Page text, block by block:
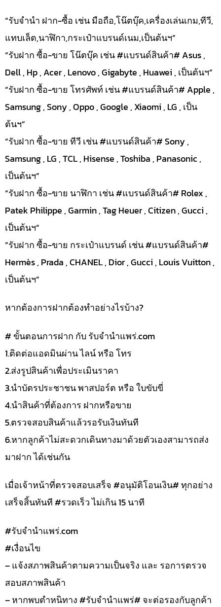
“รับจำนำ ฝาก-ซื้อ เช่น มือถือ,โน๊ตบุ๊ค,เครื่องเล่นเกม,ทีวี,
แทบเล็ต,นาฬิกา,กระเป๋าแบรนด์เนม,เป็นต้นฯ”
“รับฝาก ซื้อ-ขาย โน๊ตบุ๊ค เช่น #แบรนด์สินค้า# Asus ,
Dell , Hp , Acer , Lenovo , Gigabyte , Huawei , เป็นต้นฯ”
“รับฝาก ซื้อ-ขาย โทรศัพท์ เช่น #แบรนด์สินค้า# Apple ,
Samsung , Sony , Oppo , Google , Xiaomi , LG , เป็น
ต้นฯ”
“รับฝาก ซื้อ-ขาย ทีวี เช่น #แบรนด์สินค้า# Sony ,
Samsung , LG , TCL , Hisense , Toshiba , Panasonic ,
เป็นต้นฯ”
“รับฝาก ซื้อ-ขาย นาฬิกา เช่น #แบรนด์สินค้า# Rolex ,
Patek Philippe , Garmin , Tag Heuer , Citizen , Gucci ,
เป็นต้นฯ”
“รับฝาก ซื้อ-ขาย กระเป๋าแบรนด์ เช่น #แบรนด์สินค้า#
Hermès , Prada , CHANEL , Dior , Gucci , Louis Vuitton ,
เป็นต้นฯ”
หากต้องการฝากต้องทำอย่างไรบ้าง?
# ขั้นตอนการฝาก กับ รับจำนำแพร่.com
1.ติดต่อแอดมินผ่าน ไลน์ หรือ โทร
2.ส่งรูปสินค้าเพื่อประเมินราคา
3.นำบัตรประชาชน พาสปอร์ต หรือ ใบขับขี่
4.นำสินค้าที่ต้องการ ฝากหรือขาย
5.ตรวจสอบสินค้าแล้วรอรับเงินทันที
6.หากลูกค้าไม่สะดวกเดินทางมาด้วยตัวเองสามารถส่ง
มาฝาก ได้เช่นกัน
เมื่อเจ้าหน้าที่ตรวจสอบเสร็จ #อนุมัติโอนเงิน# ทุกอย่าง
เสร็จสิ้นทันที #รวดเร็ว ไม่เกิน 15 นาที
#รับจํานําแพร่.com
#เงื่อนไข
– แจ้งสภาพสินค้าตามความเป็นจริง และ รอการตรวจ
สอบสภาพสินค้า
– หากพบตำหนิทาง #รับจำนำแพร่# จะต่อรองกับลูกค้า